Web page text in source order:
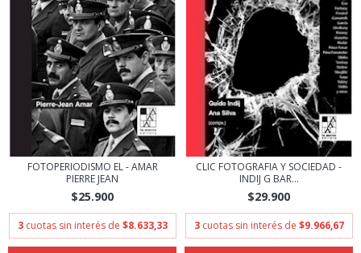
FOTOPERIODISMO EL - AMAR
PIERRE JEAN
$25.900
3 cuotas sin interés de $8.633,33
CLIC FOTOGRAFIA Y SOCIEDAD -
INDIJ G BAR...
$29.900
3 cuotas sin interés de $9.966,67